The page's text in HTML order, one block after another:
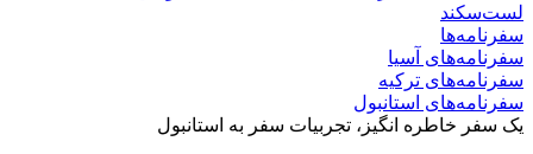
لست‌سکند
سفرنامه‌ها
سفرنامه‌های آسیا
سفرنامه‌های ترکیه
سفرنامه‌های استانبول
یک سفر خاطره انگیز، تجربیات سفر به استانبول